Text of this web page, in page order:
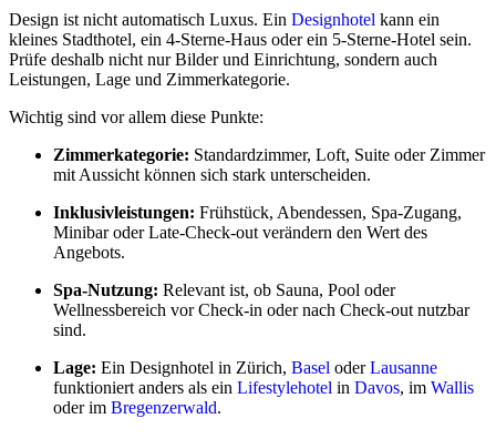
Design ist nicht automatisch Luxus. Ein Designhotel kann ein
kleines Stadthotel, ein 4-Sterne-Haus oder ein 5-Sterne-Hotel sein.
Prüfe deshalb nicht nur Bilder und Einrichtung, sondern auch
Leistungen, Lage und Zimmerkategorie.
Wichtig sind vor allem diese Punkte:
Zimmerkategorie: Standardzimmer, Loft, Suite oder Zimmer
mit Aussicht können sich stark unterscheiden.
Inklusivleistungen: Frühstück, Abendessen, Spa-Zugang,
Minibar oder Late-Check-out verändern den Wert des
Angebots.
Spa-Nutzung: Relevant ist, ob Sauna, Pool oder
Wellnessbereich vor Check-in oder nach Check-out nutzbar
sind.
Lage: Ein Designhotel in Zürich, Basel oderLausanne
funktioniert anders als ein Lifestylehotel in Davos, im Wallis
oder im Bregenzerwald.